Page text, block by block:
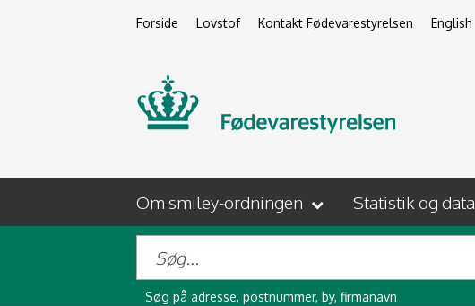
Forside Lovstof Kontakt Fødevarestyrelsen English
Om smiley-ordningen Statistik og data
Søg på adresse, postnummer, by, firmanavn